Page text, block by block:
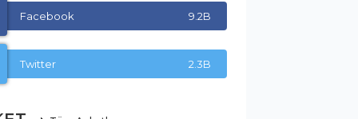
Facebook 9.2B
Twitter 2.3B